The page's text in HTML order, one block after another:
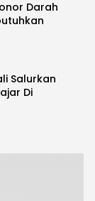
Darah
Salurkan
Di